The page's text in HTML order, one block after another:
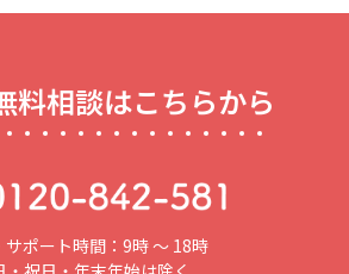
料相談はこちらから
サポート時間：9時 〜 18時